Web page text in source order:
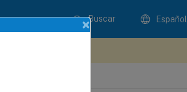
Buscar Español
×